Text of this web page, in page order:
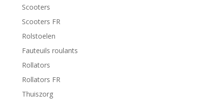
Scooters
Scooters FR
Rolstoelen
Fauteuils roulants
Rollators
Rollators FR
Thuiszorg